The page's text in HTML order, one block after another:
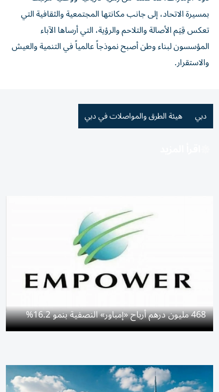
بمسيرة الاتحاد، إلى جانب مكانتها المجتمعية والثقافية التي
تعكس قِيَم الأصالة والتلاحم والرؤية، التي أرساها الآباء
المؤسسون لبناء وطن أصبح نموذجاً عالمياً في التنمية والعيش
والاستقرار.
دبي هيئة الطرق والمواصلات في دبي
468 مليون درهم أرباح «إمباور» النصفية بنمو 16.2%